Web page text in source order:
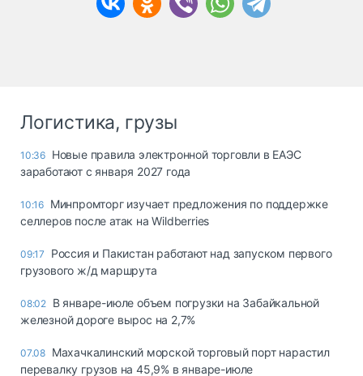
Логистика, грузы
10:36 Новые правила электронной торговли в ЕАЭС
заработают с января 2027 года
10:16 Минпромторг изучает предложения по поддержке
селлеров после атак на Wildberries
09:17
Россия и Пакистан работают над запуском первого
грузового ж/д маршрута
08:02 В январе-июле объем погрузки на Забайкальной
железной дороге вырос на 2,7%
07.08 Махачкалинский морской торговый порт нарастил
перевалку грузов на 45,9% в январе-июле